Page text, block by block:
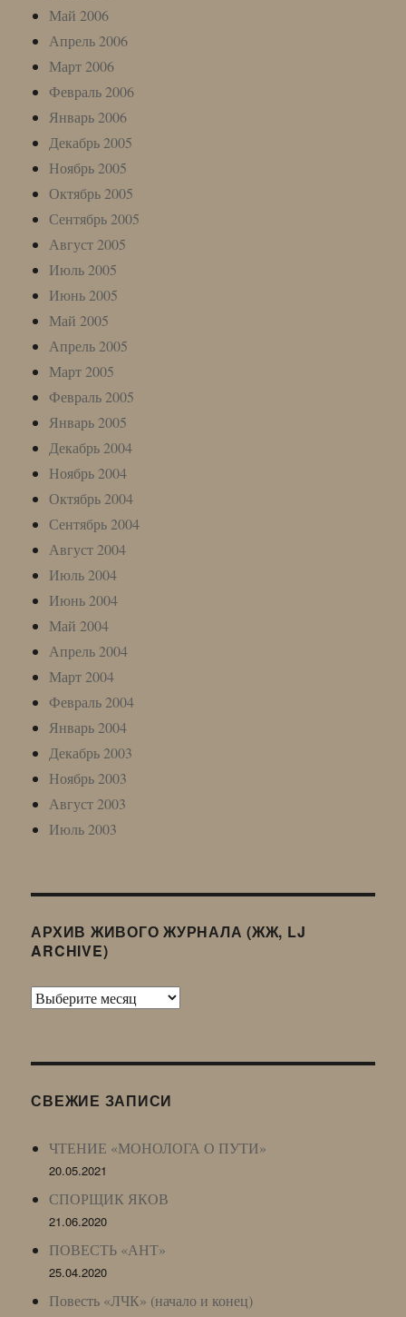
Май 2006
Апрель 2006
Март 2006
Февраль 2006
Январь 2006
Декабрь 2005
Ноябрь 2005
Октябрь 2005
Сентябрь 2005
Август 2005
Июль 2005
Июнь 2005
Май 2005
Апрель 2005
Март 2005
Февраль 2005
Январь 2005
Декабрь 2004
Ноябрь 2004
Октябрь 2004
Сентябрь 2004
Август 2004
Июль 2004
Июнь 2004
Май 2004
Апрель 2004
Март 2004
Февраль 2004
Январь 2004
Декабрь 2003
Ноябрь 2003
Август 2003
Июль 2003
АРХИВ ЖИВОГО ЖУРНАЛА (ЖЖ, LJ
ARCHIVE)
Архив
LJ
СВЕЖИЕ ЗАПИСИ
ЧТЕНИЕ «МОНОЛОГА О ПУТИ»
20.05.2021
СПОРЩИК ЯКОВ
21.06.2020
ПОВЕСТЬ «АНТ»
25.04.2020
Повесть «ЛЧК» (начало и конец)